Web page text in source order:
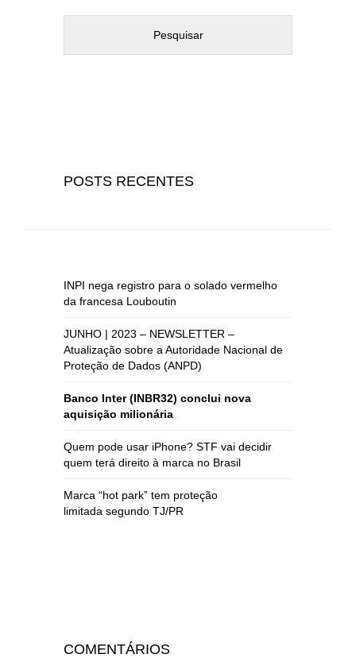
POSTS RECENTES
INPI nega registro para o solado vermelho
da francesa Louboutin
JUNHO | 2023 – NEWSLETTER –
Atualização sobre a Autoridade Nacional de
Proteção de Dados (ANPD)
Banco Inter (INBR32) conclui nova
aquisição milionária
Quem pode usar iPhone? STF vai decidir
quem terá direito à marca no Brasil
Marca “hot park” tem proteção
limitada segundo TJ/PR
COMENTÁRIOS